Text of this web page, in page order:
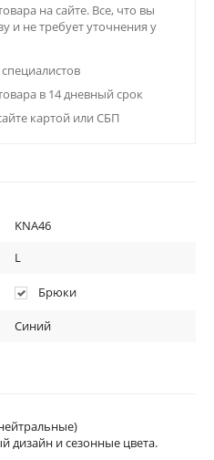
на сайте. Все, что вы
и не требует уточнения у
в 14 дневный срок
картой или СБП
KNA46
L
Брюки
Синий
дизайн и сезонные цвета.